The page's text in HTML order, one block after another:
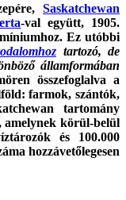
Saskatchewan
-val együtt, 1905.
Ez utóbbi
tartozó, de
államformában
összefoglalva a
farmok, szántók,
tartomány
amelynek körül-belül
és 100.000
hozzávetőlegesen